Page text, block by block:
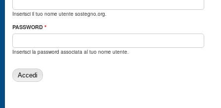
Inserisci il tuo nome utente sostegno.org.
PASSWORD *
Inserisci la password associata al tuo nome utente.